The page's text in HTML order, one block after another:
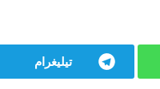
تيليغرام